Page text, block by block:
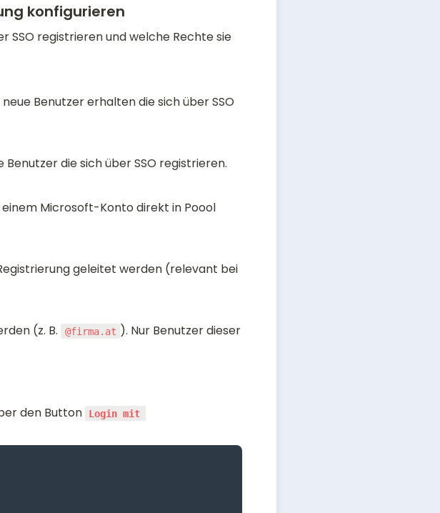
konfigurieren
SSO registrieren und welche Rechte sie
Benutzer erhalten die sich über SSO
die sich über SSO registrieren.
Microsoft-Konto direkt in Poool
geleitet werden (relevant bei
(z. B.
@firma.at ). Nur Benutzer dieser
den Button
Login mit